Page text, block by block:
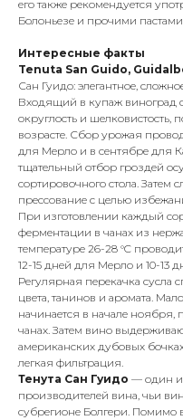
его также рекомендуется
Болоньезе и прочими
Интересные факты
Tenuta San Guido,
Сан Гуидо: элегантное,
Входящий в купаж виноград
округлость и шелковистость,
возрасте. Сбор урожая
для Мерло и в сентябре для
тщательный отбор гроздей
сортировочного стола. Затем
прессование с целью
При изготовлении каждый
ферментации в чанах из
температуре 26-28 °C
12-15 дней для Мерло и 10-13
Регулярная перекачка сусла
цвета, танинов и аромата.
начинается в начале ноября,
чанах. Затем вино
американских дубовых
легкая фильтрация.
Тенута Сан Гуидо — один
производителей вина, чьи
субрегионе Болгери. Помимо